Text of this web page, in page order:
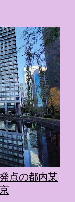
点の都内某